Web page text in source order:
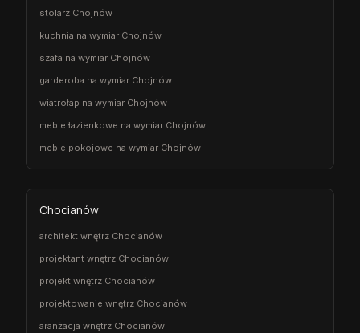
stolarz Chojnów
kuchnia na wymiar Chojnów
szafa na wymiar Chojnów
garderoba na wymiar Chojnów
wiatrołap na wymiar Chojnów
meble łazienkowe na wymiar Chojnów
meble pokojowe na wymiar Chojnów
Chocianów
architekt wnętrz Chocianów
projektant wnętrz Chocianów
projekt wnętrz Chocianów
projektowanie wnętrz Chocianów
aranżacja wnętrz Chocianów